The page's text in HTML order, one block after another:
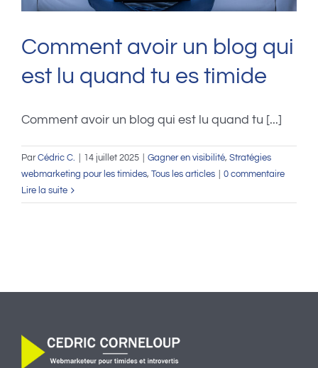
Comment avoir un blog qui
est lu quand tu es timide
Comment avoir un blog qui est lu quand tu [...]
ParCédric C. 14 juillet 2025 Gagner en visibilité, Stratégies
webmarketing pour les timides, Tous les articles
0 commentaire
Lire la suite